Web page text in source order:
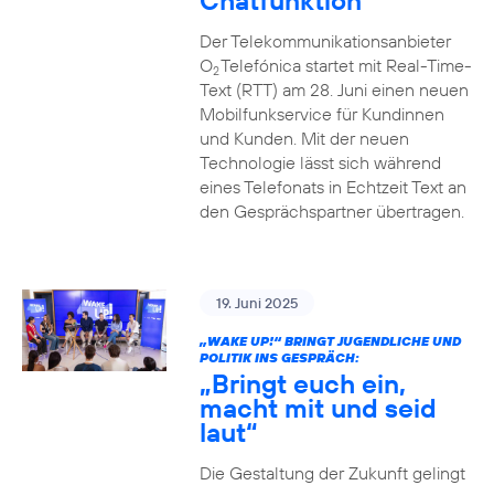
Der Telekommunikationsanbieter
O2Telefónica startet mit Real-Time-
Text (RTT) am 28. Juni einen neuen
Mobilfunkservice für Kundinnen
und Kunden. Mit der neuen
Technologie lässt sich während
eines Telefonats in Echtzeit Text an
den Gesprächspartner übertragen.
19. Juni 2025
„WAKE UP!“ BRINGT JUGENDLICHE UND
POLITIK INS GESPRÄCH:
„Bringt euch ein,
macht mit und seid
laut“
Die Gestaltung der Zukunft gelingt